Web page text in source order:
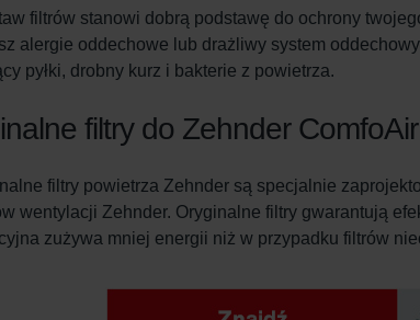
filtrów stanowi dobrą podstawę do ochrony
alergie oddechowe lub drażliwy system
pyłki, drobny kurz i bakterie z powietrza.
filtry do Zehnder
filtry powietrza Zehnder są specjalnie
wentylacji Zehnder. Oryginalne filtry gwarantują
zużywa mniej energii niż w przypadku filtrów